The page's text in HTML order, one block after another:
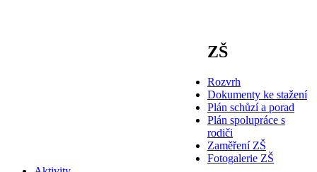
ZŠ
Rozvrh
Dokumenty ke stažení
Plán schůzí a porad
Plán spolupráce s
rodiči
Zaměření ZŠ
Fotogalerie ZŠ